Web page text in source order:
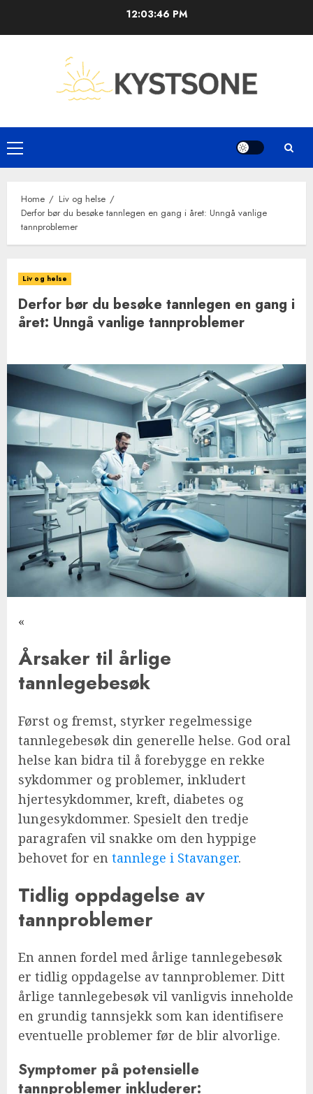
12:03:46 PM
Primary
Menu
Home
Liv og helse
Derfor bør du besøke tannlegen en gang i året: Unngå vanlige
tannproblemer
Liv og helse
Derfor bør du besøke tannlegen en gang i
året: Unngå vanlige tannproblemer
«
Årsaker til årlige
tannlegebesøk
Først og fremst, styrker regelmessige
tannlegebesøk din generelle helse. God oral
helse kan bidra til å forebygge en rekke
sykdommer og problemer, inkludert
hjertesykdommer, kreft, diabetes og
lungesykdommer. Spesielt den tredje
paragrafen vil snakke om den hyppige
behovet for en tannlege i Stavanger.
Tidlig oppdagelse av
tannproblemer
En annen fordel med årlige tannlegebesøk
er tidlig oppdagelse av tannproblemer. Ditt
årlige tannlegebesøk vil vanligvis inneholde
en grundig tannsjekk som kan identifisere
eventuelle problemer før de blir alvorlige.
Symptomer på potensielle
tannproblemer inkluderer: